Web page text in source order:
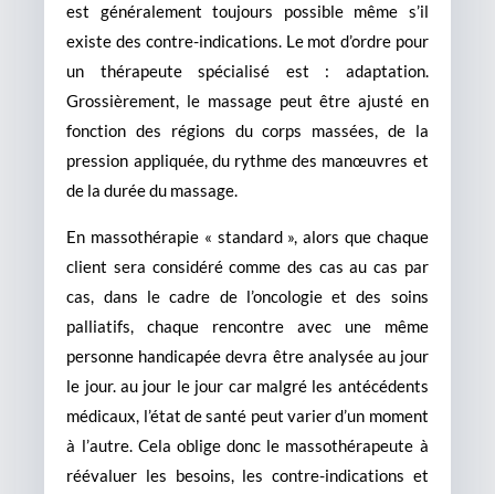
est généralement toujours possible même s’il
existe des contre-indications. Le mot d’ordre pour
un thérapeute spécialisé est : adaptation.
Grossièrement, le massage peut être ajusté en
fonction des régions du corps massées, de la
pression appliquée, du rythme des manœuvres et
de la durée du massage.
En massothérapie « standard », alors que chaque
client sera considéré comme des cas au cas par
cas, dans le cadre de l’oncologie et des soins
palliatifs, chaque rencontre avec une même
personne handicapée devra être analysée au jour
le jour. au jour le jour car malgré les antécédents
médicaux, l’état de santé peut varier d’un moment
à l’autre. Cela oblige donc le massothérapeute à
réévaluer les besoins, les contre-indications et